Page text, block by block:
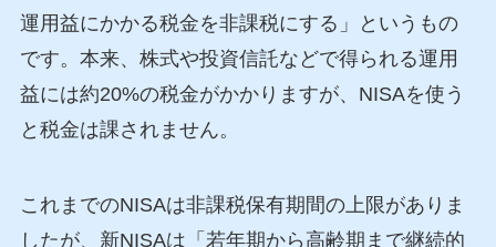
運用益にかかる税金を非課税にする」というもの
です。本来、株式や投資信託などで得られる運用
益には約20%の税金がかかりますが、NISAを使う
と税金は課されません。
これまでのNISAは非課税保有期間の上限がありま
したが、新NISAは「若年期から高齢期まで継続的